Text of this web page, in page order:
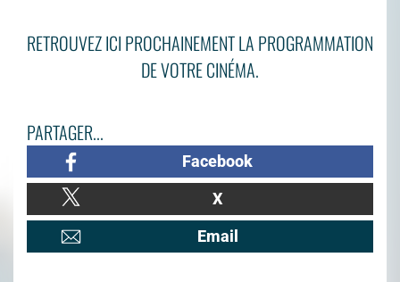
RETROUVEZ ICI PROCHAINEMENT LA PROGRAMMATION
DE VOTRE CINÉMA.
PARTAGER...
Facebook
X
Email